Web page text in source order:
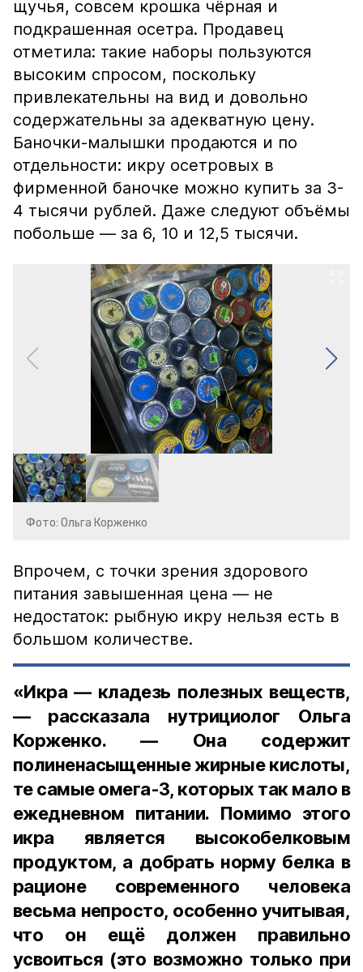
щучья, совсем крошка чёрная и
подкрашенная осетра. Продавец
отметила: такие наборы пользуются
высоким спросом, поскольку
привлекательны на вид и довольно
содержательны за адекватную цену.
Баночки-малышки продаются и по
отдельности: икру осетровых в
фирменной баночке можно купить за 3-
4 тысячи рублей. Даже следуют объёмы
побольше — за 6, 10 и 12,5 тысячи.
Фото: Ольга Корженко
Впрочем, с точки зрения здорового
питания завышенная цена — не
недостаток: рыбную икру нельзя есть в
большом количестве.
«Икра — кладезь полезных веществ,
— рассказала нутрициолог Ольга
Корженко. — Она содержит
полиненасыщенные жирные кислоты,
те самые омега-3, которых так мало в
ежедневном питании. Помимо этого
икра является высокобелковым
продуктом, а добрать норму белка в
рационе современного человека
весьма непросто, особенно учитывая,
что он ещё должен правильно
усвоиться (это возможно только при